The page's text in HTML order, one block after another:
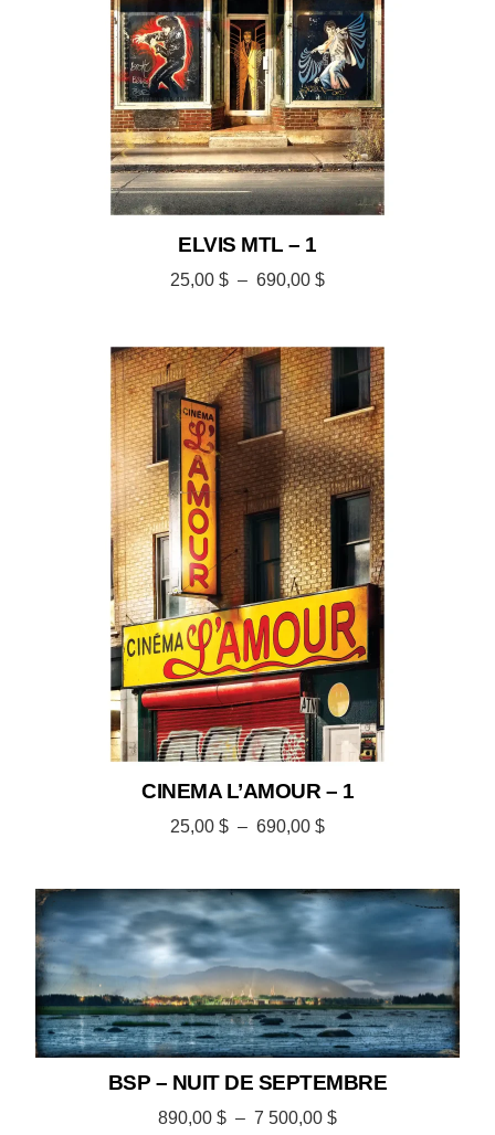
ELVIS MTL – 1
25,00 $ – 690,00 $
CINEMA L’AMOUR – 1
25,00 $ – 690,00 $
BSP – NUIT DE SEPTEMBRE
890,00 $ – 7 500,00 $